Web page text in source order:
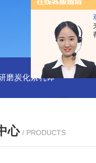
磨炭化素乳钵 AGB-K-
心 / PRODUCTS